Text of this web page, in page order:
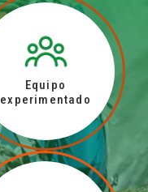
Equipo
experimentado